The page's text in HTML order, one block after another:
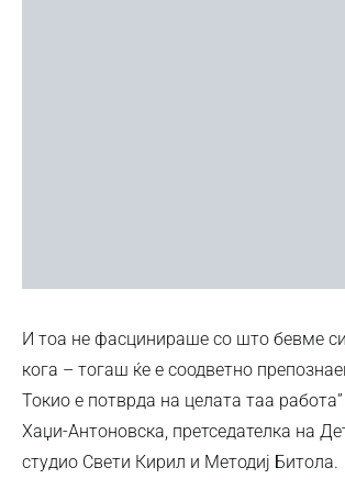
И тоа не фасцинираше со што бевме
кога – тогаш ќе е соодветно
Токио е потврда на целата таа
Хаџи-Антоновска, претседателка на
студио Свети Кирил и Методиј Битола.